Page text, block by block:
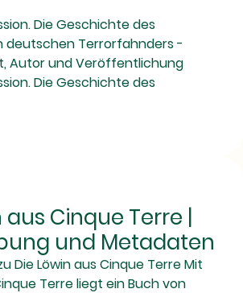
Die Geschichte des
deutschen Terrorfahnders -
Autor und Veröffentlichung
Die Geschichte des
aus Cinque Terre |
und Metadaten
Die Löwin aus Cinque Terre Mit
Terre liegt ein Buch von